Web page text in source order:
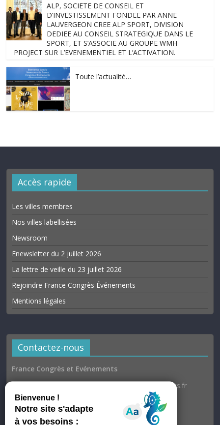
ALP, SOCIETE DE CONSEIL ET
D’INVESTISSEMENT FONDEE PAR ANNE
LAUVERGEON CREE ALP SPORT, DIVISION
DEDIEE AU CONSEIL STRATEGIQUE DANS LE
SPORT, ET S’ASSOCIE AU GROUPE WMH
PROJECT SUR L’EVENEMENTIEL ET L’ACTIVATION.
Toute l’actualité…
Accès rapide
Les villes membres
Nos villes labellisées
Newsroom
Enewsletter du 2 juillet 2026
La lettre de veille du 23 juillet 2026
Rejoindre France Congrès Événements
Mentions légales
Contactez-nous
France Congrès et Evénements
Email : communication@france-congres-evenements.fr
Heures d’ouverture
Du lundi au jeudi : 9h30–17h
Vendredi : 9h30–17h00